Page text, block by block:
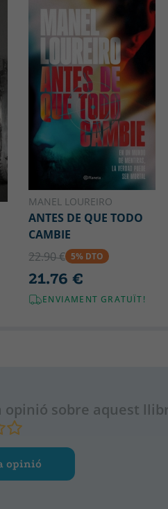
MANEL LOUREIRO
ANTES DE QUE TODO
CAMBIE
22.90 € 5% DTO
21.76 €
ENVIAMENT GRATUÏT!
opinió sobre aquest
opinió